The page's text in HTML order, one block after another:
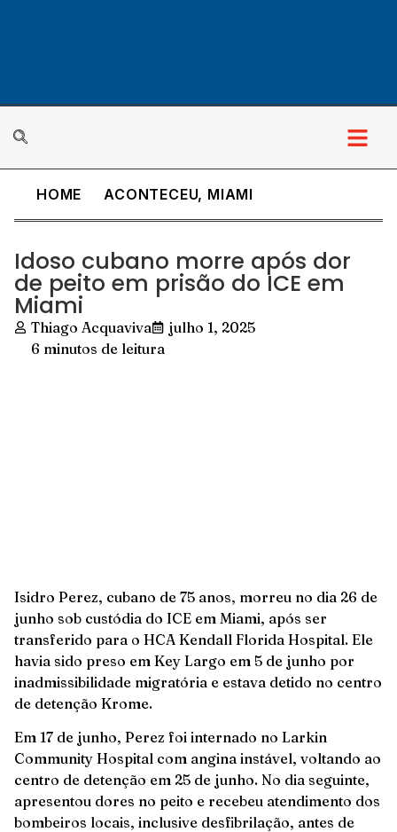
HOME ACONTECEU, MIAMI
Idoso cubano morre após dor
de peito em prisão do ICE em
Miami
Thiago Acquaviva
julho 1, 2025
6 minutos de leitura
Isidro Perez, cubano de 75 anos, morreu no dia 26 de
junho sob custódia do ICE em Miami, após ser
transferido para o HCA Kendall Florida Hospital. Ele
havia sido preso em Key Largo em 5 de junho por
inadmissibilidade migratória e estava detido no centro
de detenção Krome.
Em 17 de junho, Perez foi internado no Larkin
Community Hospital com angina instável, voltando ao
centro de detenção em 25 de junho. No dia seguinte,
apresentou dores no peito e recebeu atendimento dos
bombeiros locais, inclusive desfibrilação, antes de